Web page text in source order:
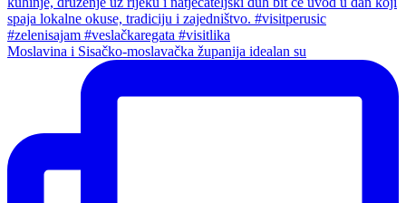
Moslavina i Sisačko-moslavačka županija idealan su